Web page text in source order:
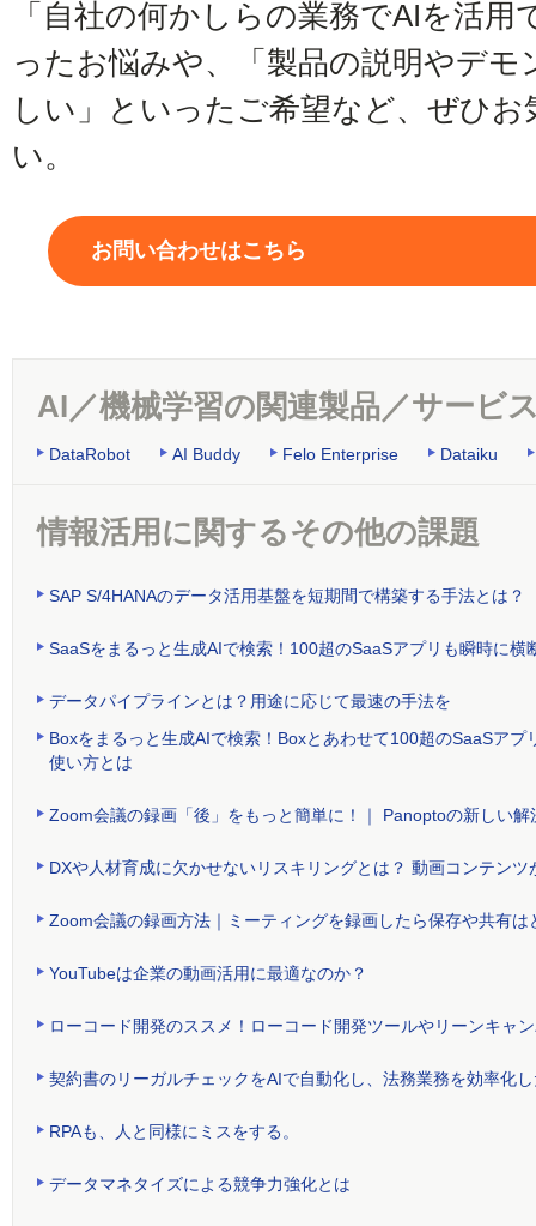
「自社の何かしらの業務でAIを活
ったお悩みや、「製品の説明やデ
しい」といったご希望など、ぜひ
い。
お問い合わせはこちら
AI／機械学習の関連製品／サービ
DataRobot AI Buddy Felo Enterprise Dataiku
情報活用に関するその他の課題
SAP S/4HANAのデータ活用基盤を短期間で構築する手法とは？
SaaSをまるっと生成AIで検索！100超のSaaSアプリも瞬時に
データパイプラインとは？用途に応じて最速の手法を
Boxをまるっと生成AIで検索！Boxとあわせて100超のSaaSア
使い方とは
Zoom会議の録画「後」をもっと簡単に！｜ Panoptoの新しい解
DXや人材育成に欠かせないリスキリングとは？ 動画コンテンツ
Zoom会議の録画方法｜ミーティングを録画したら保存や共有は
YouTubeは企業の動画活用に最適なのか？
ローコード開発のススメ！ローコード開発ツールやリーンキャ
契約書のリーガルチェックをAIで自動化し、法務業務を効率化
RPAも、人と同様にミスをする。
データマネタイズによる競争力強化とは